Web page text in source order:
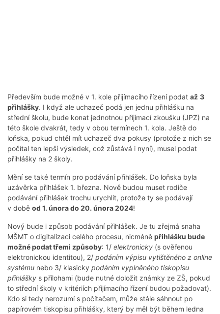
Především bude možné v 1. kole přijímacího řízení podat až 3
přihlášky. I když ale uchazeč podá jen jednu přihlášku na
střední školu, bude konat jednotnou příjímací zkoušku (JPZ) na
této škole dvakrát, tedy v obou termínech 1. kola. Ještě do
loňska, pokud chtěl mít uchazeč dva pokusy (protože z nich se
počítal ten lepší výsledek, což zůstává i nyní), musel podat
přihlášky na 2 školy.
Mění se také termín pro podávání přihlášek. Do loňska byla
uzávěrka přihlášek 1. března. Nově budou muset rodiče
podávání přihlášek trochu urychlit, protože ty se podávají
v době od 1. února do 20. února 2024!
Nový bude i způsob podávání přihlášek. Je tu zřejmá snaha
MŠMT o digitalizaci celého procesu, nicméně přihlášku bude
možné podat třemi způsoby: 1/ elektronicky (s ověřenou
elektronickou identitou), 2/ podáním výpisu vytištěného z online
systému nebo 3/ klasicky podáním vyplněného tiskopisu
přihlášky s přílohami (bude nutné doložit známky ze ZŠ, pokud
to střední školy v kritériích přijímacího řízení budou požadovat).
Kdo si tedy nerozumí s počítačem, může stále sáhnout po
papírovém tiskopisu přihlášky, který by měl být během ledna